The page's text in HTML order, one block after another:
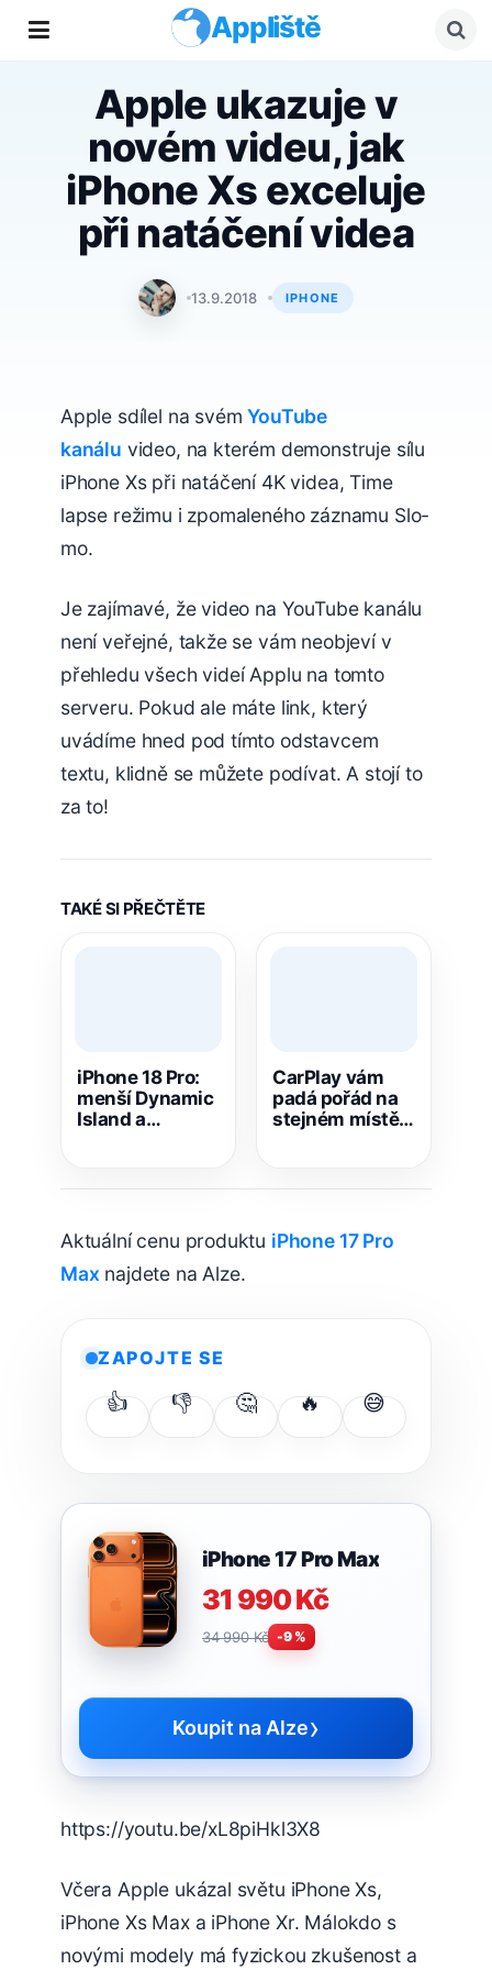
Appliště
Apple ukazuje v
novém videu, jak
iPhone Xs exceluje
při natáčení videa
Tomáš Svoboda
13.9.2018 IPHONE
Apple sdílel na svémYouTube
kanálu video, na kterém demonstruje sílu
iPhone Xs při natáčení 4K videa, Time
lapse režimu i zpomaleného záznamu Slo-
mo.
Je zajímavé, že video na YouTube kanálu
není veřejné, takže se vám neobjeví v
přehledu všech videí Applu na tomto
serveru. Pokud ale máte link, který
uvádíme hned pod tímto odstavcem
textu, klidně se můžete podívat. A stojí to
za to!
TAKÉ SI PŘEČTĚTE
iPhone 18 Pro:
menší Dynamic
Island a
CarPlay vám
padá pořád na
stejném místě?
Aktuální cenu produktu iPhone 17 Pro
Max najdete na Alze.
ZAPOJTE SE
👍 👎 🤔 🔥 😅
iPhone 17 Pro Max
31 990 Kč
34 990 Kč -9 %
Koupit na Alze›
https://youtu.be/xL8piHkl3X8
Včera Apple ukázal světu iPhone Xs,
iPhone Xs Max a iPhone Xr. Málokdo s
novými modely má fyzickou zkušenost a